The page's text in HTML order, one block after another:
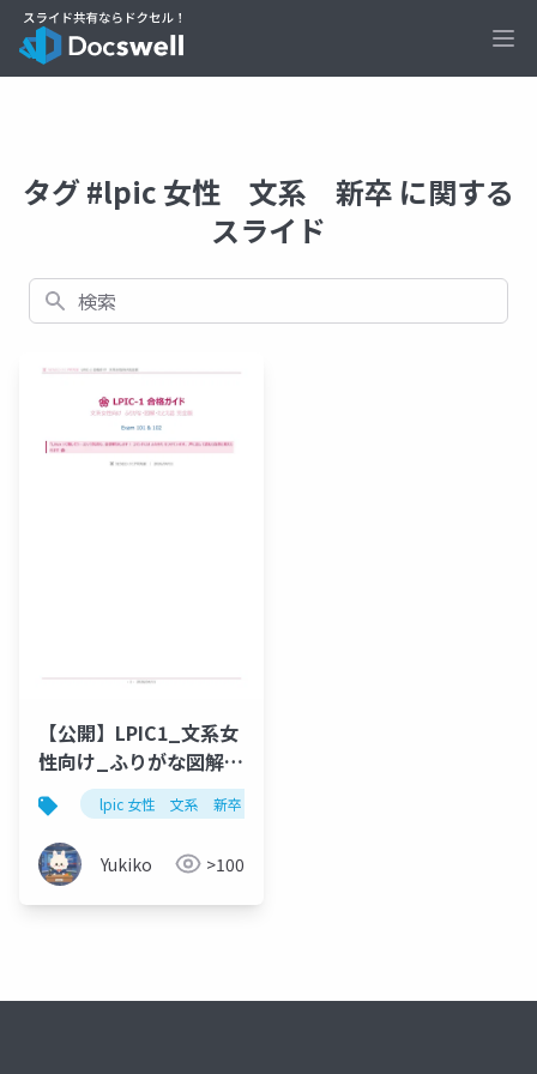
タグ #lpic 女性 文系 新卒 に関する
スライド
検索
【公開】LPIC1_文系女
性向け_ふりがな図解完
全版
lpic 女性 文系 新卒
Yukiko >100